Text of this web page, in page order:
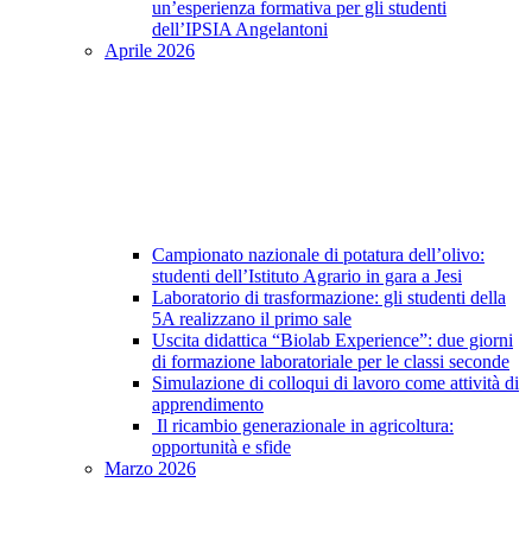
un’esperienza formativa per gli studenti
dell’IPSIA Angelantoni
Aprile 2026
Campionato nazionale di potatura dell’olivo:
studenti dell’Istituto Agrario in gara a Jesi
Laboratorio di trasformazione: gli studenti della
5A realizzano il primo sale
Uscita didattica “Biolab Experience”: due giorni
di formazione laboratoriale per le classi seconde
Simulazione di colloqui di lavoro come attività di
apprendimento
Il ricambio generazionale in agricoltura:
opportunità e sfide
Marzo 2026